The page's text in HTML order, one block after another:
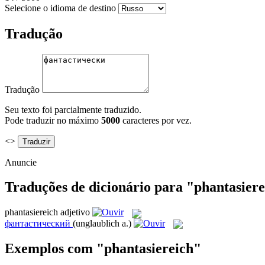
Selecione o idioma de destino
Tradução
Tradução
Seu texto foi parcialmente traduzido.
Pode traduzir no máximo 5000 caracteres por vez.
<>
Anuncie
Traduções de dicionário para
phantasiereich adjetivo
фантастический (unglaublich a.)
Exemplos com "phantasiereich"